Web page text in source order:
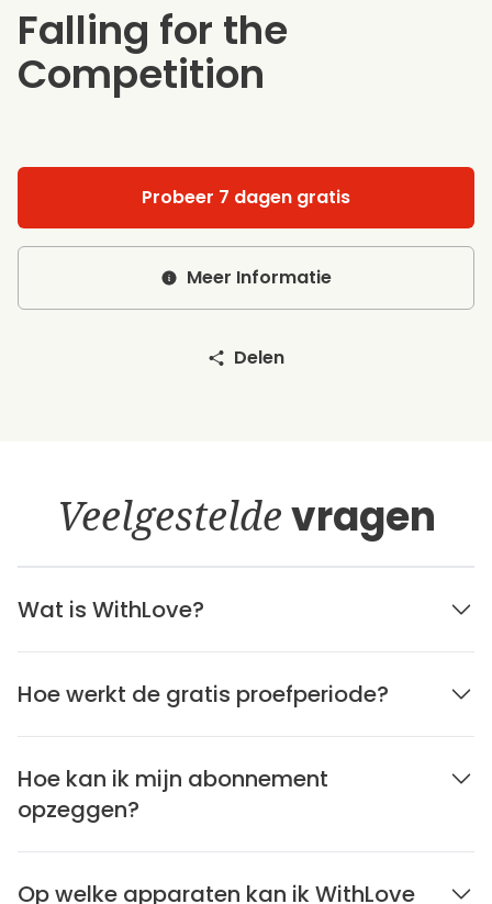
Falling for the
Competition
Probeer 7 dagen gratis
Meer Informatie
Delen
Veelgesteldevragen
Wat is WithLove?
Hoe werkt de gratis proefperiode?
Hoe kan ik mijn abonnement
opzeggen?
Op welke apparaten kan ik WithLove